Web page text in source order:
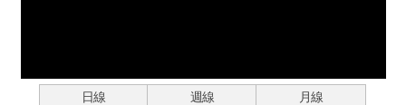
日線 週線 月線